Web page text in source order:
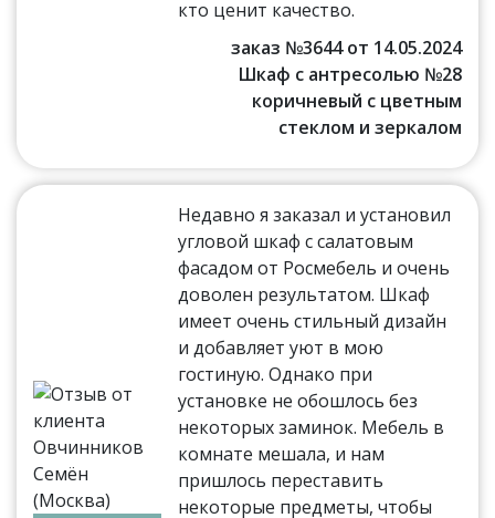
кто ценит качество.
заказ №3644 от 14.05.2024
Шкаф с антресолью №28
коричневый с цветным
стеклом и зеркалом
Недавно я заказал и установил
угловой шкаф с салатовым
фасадом от Росмебель и очень
доволен результатом. Шкаф
имеет очень стильный дизайн
и добавляет уют в мою
гостиную. Однако при
установке не обошлось без
некоторых заминок. Мебель в
комнате мешала, и нам
пришлось переставить
некоторые предметы, чтобы